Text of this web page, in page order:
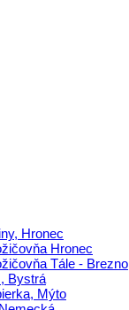
Hronec
Hronec
Tále - Brezno
Bystrá
Mýto